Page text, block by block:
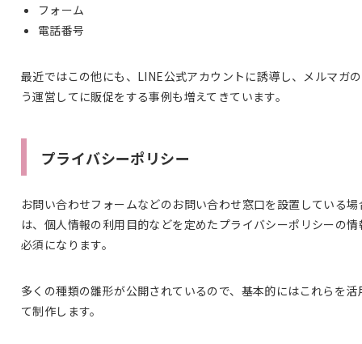
フォーム
電話番号
最近ではこの他にも、LINE公式アカウントに誘導し、メルマガ
う運営してに販促をする事例も増えてきています。
プライバシーポリシー
お問い合わせフォームなどのお問い合わせ窓口を設置している場
は、個人情報の利用目的などを定めたプライバシーポリシーの情
必須になります。
多くの種類の雛形が公開されているので、基本的にはこれらを活
て制作します。